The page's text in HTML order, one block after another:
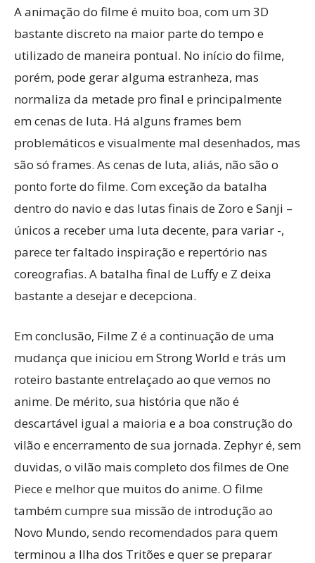
A animação do filme é muito boa, com um 3D
bastante discreto na maior parte do tempo e
utilizado de maneira pontual. No início do filme,
porém, pode gerar alguma estranheza, mas
normaliza da metade pro final e principalmente
em cenas de luta. Há alguns frames bem
problemáticos e visualmente mal desenhados, mas
são só frames. As cenas de luta, aliás, não são o
ponto forte do filme. Com exceção da batalha
dentro do navio e das lutas finais de Zoro e Sanji –
únicos a receber uma luta decente, para variar -,
parece ter faltado inspiração e repertório nas
coreografias. A batalha final de Luffy e Z deixa
bastante a desejar e decepciona.
Em conclusão, Filme Z é a continuação de uma
mudança que iniciou em Strong World e trás um
roteiro bastante entrelaçado ao que vemos no
anime. De mérito, sua história que não é
descartável igual a maioria e a boa construção do
vilão e encerramento de sua jornada. Zephyr é, sem
duvidas, o vilão mais completo dos filmes de One
Piece e melhor que muitos do anime. O filme
também cumpre sua missão de introdução ao
Novo Mundo, sendo recomendados para quem
terminou a Ilha dos Tritões e quer se preparar